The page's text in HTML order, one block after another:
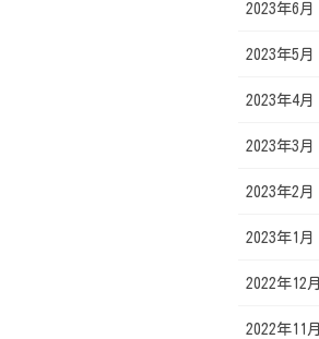
2023年6月
2023年5月
2023年4月
2023年3月
2023年2月
2023年1月
2022年12月
2022年11月